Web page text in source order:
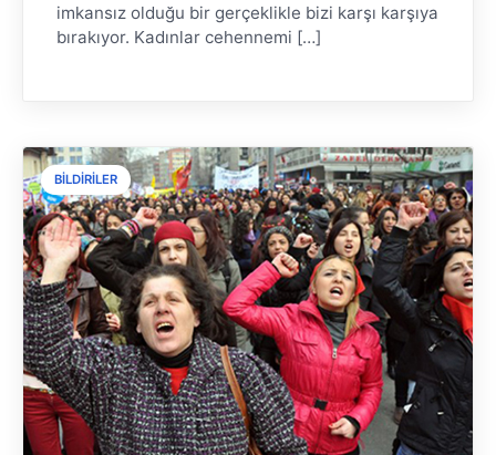
imkansız olduğu bir gerçeklikle bizi karşı karşıya
bırakıyor. Kadınlar cehennemi […]
BILDIRILER